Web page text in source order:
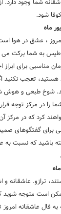
شما وجود دارد.
شود.
ماه
، عشق در هوا
به شما برکت
مناسبی برای
تعجب نکنید
شوخ طبعی و هوش شما
را در مرکز توجه
کرد که در
برای گفتگوهای
باشید که نسبت به
ترازو. عاشقانه و
است متوجه
به فال عاشقانه امروز